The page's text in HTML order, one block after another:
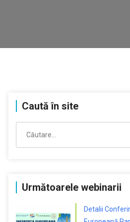
Caută în site
după:
Următoarele webinarii
Detalii